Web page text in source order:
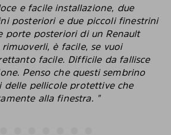
e facile installazione, due
posteriori e due piccoli finestrini
porte posteriori di un Renault
rimuoverli, è facile, se vuoi
facile. Difficile da fallisce
Penso che questi sembrino
delle pellicole protettive che
alla finestra. "